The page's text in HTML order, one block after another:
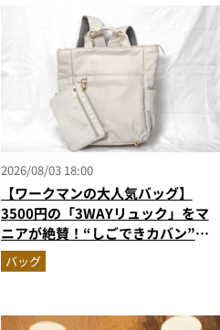
2026/08/03 18:00
【ワークマンの大人気バッグ】
3500円の「3WAYリュック」をマ
ニアが絶賛！“しごできカバン”が
撥水防汚で評判以上に優秀だった
バッグ